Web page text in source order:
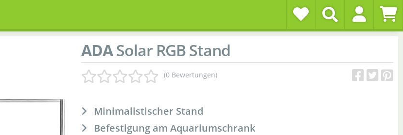
ADASolar RGB Stand
(0 Bewertungen)
Minimalistischer Stand
Befestigung am Aquariumschrank